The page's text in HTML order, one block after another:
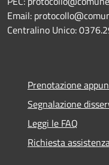
Email:
Centralino Unico:
Prenotazione
Segnalazione
Leggi le FAQ
Richiesta